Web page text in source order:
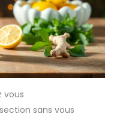
vous
sans vous